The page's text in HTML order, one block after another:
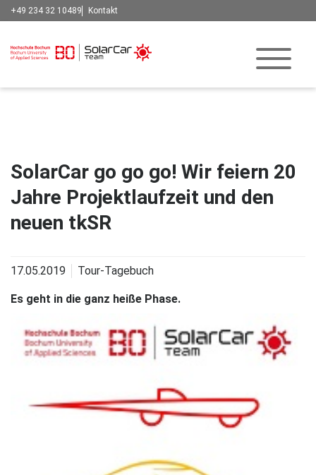
+49 234 32 10489 Kontakt
SolarCar go go go! Wir feiern 20
Jahre Projektlaufzeit und den
neuen tkSR
17.05.2019 Tour-Tagebuch
Es geht in die ganz heiße Phase.